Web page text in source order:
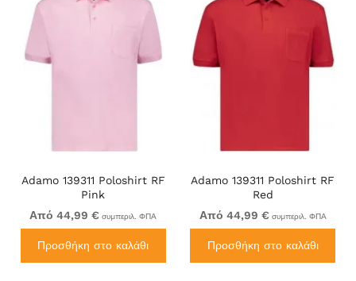
Adamo 139311 Poloshirt RF
Pink
Από 44,99 € συμπεριλ. ΦΠΑ
Προσθήκη στο καλάθι
Adamo 139311 Poloshirt RF
Red
Από 44,99 € συμπεριλ. ΦΠΑ
Προσθήκη στο καλάθι